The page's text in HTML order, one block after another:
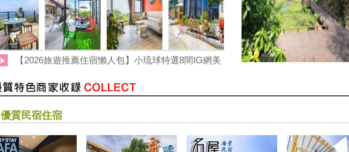
【墾丁後壁湖美食推薦】後壁湖生魚片|邱家生魚片|
優質民宿住宿